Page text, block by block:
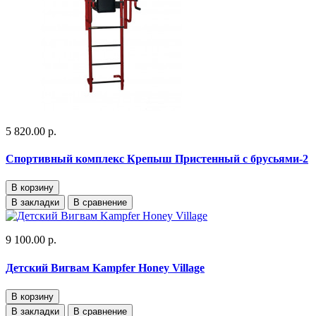
5 820.00 р.
Спортивный комплекс Крепыш Пристенный с брусьями-2
В корзину
В закладки
В сравнение
9 100.00 р.
Детский Вигвам Kampfer Honey Village
В корзину
В закладки
В сравнение